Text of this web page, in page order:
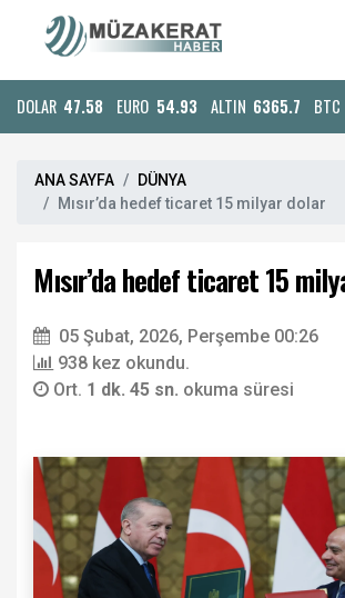
DOLAR 47.58 EURO 54.93 ALTIN 6365.7 BTC
ANA SAYFA
DÜNYA
Mısır’da hedef ticaret 15 milyar dolar
Mısır’da hedef ticaret 15
05 Şubat, 2026, Perşembe 00:26
938 kez okundu.
Ort. 1 dk. 45 sn. okuma süresi